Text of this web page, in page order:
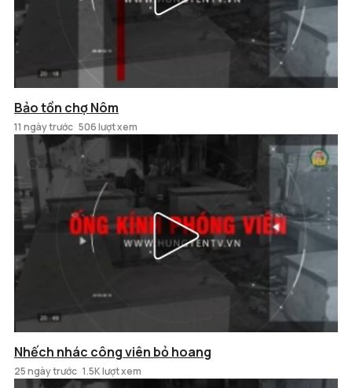
Bảo tồn chợ Nôm
11 ngày trước 506 lượt xem
Nhếch nhác công viên bỏ hoang
25 ngày trước 1.5K lượt xem